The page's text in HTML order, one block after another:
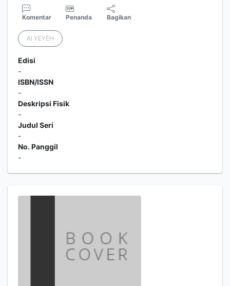
Komentar Penanda Bagikan
AI YEYEH
Edisi
-
ISBN/ISSN
-
Deskripsi Fisik
-
Judul Seri
-
No. Panggil
-